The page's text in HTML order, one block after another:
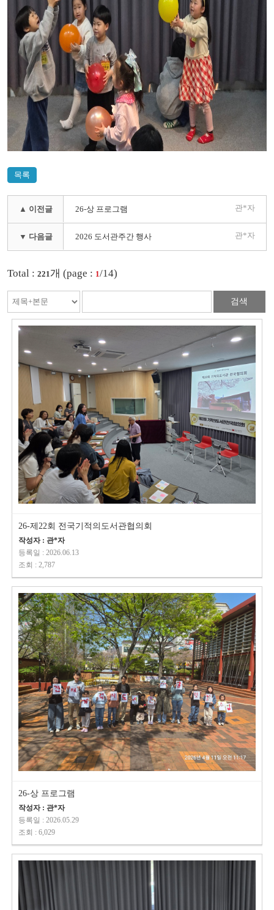
목록
▲ 이전글 26-상 프로그램 관*자
▼ 다음글 2026 도서관주간 행사 관*자
Total : 221개 (page : 1/14)
검색
26-제22회 전국기적의도서관협의회
작성자 : 관*자
등록일 : 2026.06.13
조회 : 2,787
26-상 프로그램
작성자 : 관*자
등록일 : 2026.05.29
조회 : 6,029